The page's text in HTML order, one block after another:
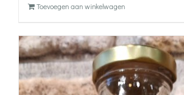
Toevoegen aan winkelwagen